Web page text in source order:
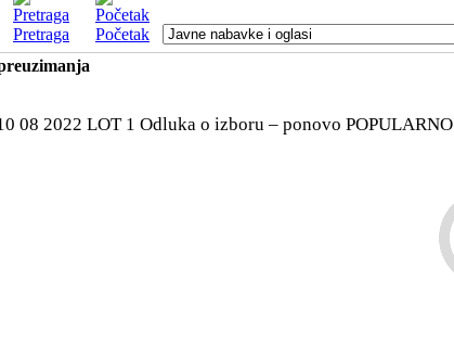
Pretraga
Početak
08 2022 LOT 1 Odluka o izboru – ponovo POPULARNO